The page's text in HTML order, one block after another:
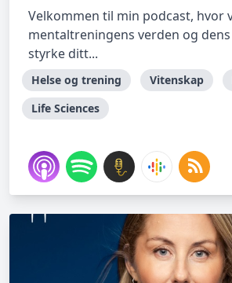
Velkommen til min podcast, hvor
mentaltreningens verden og
styrke ditt...
Helse og trening Vitenskap
Life Sciences